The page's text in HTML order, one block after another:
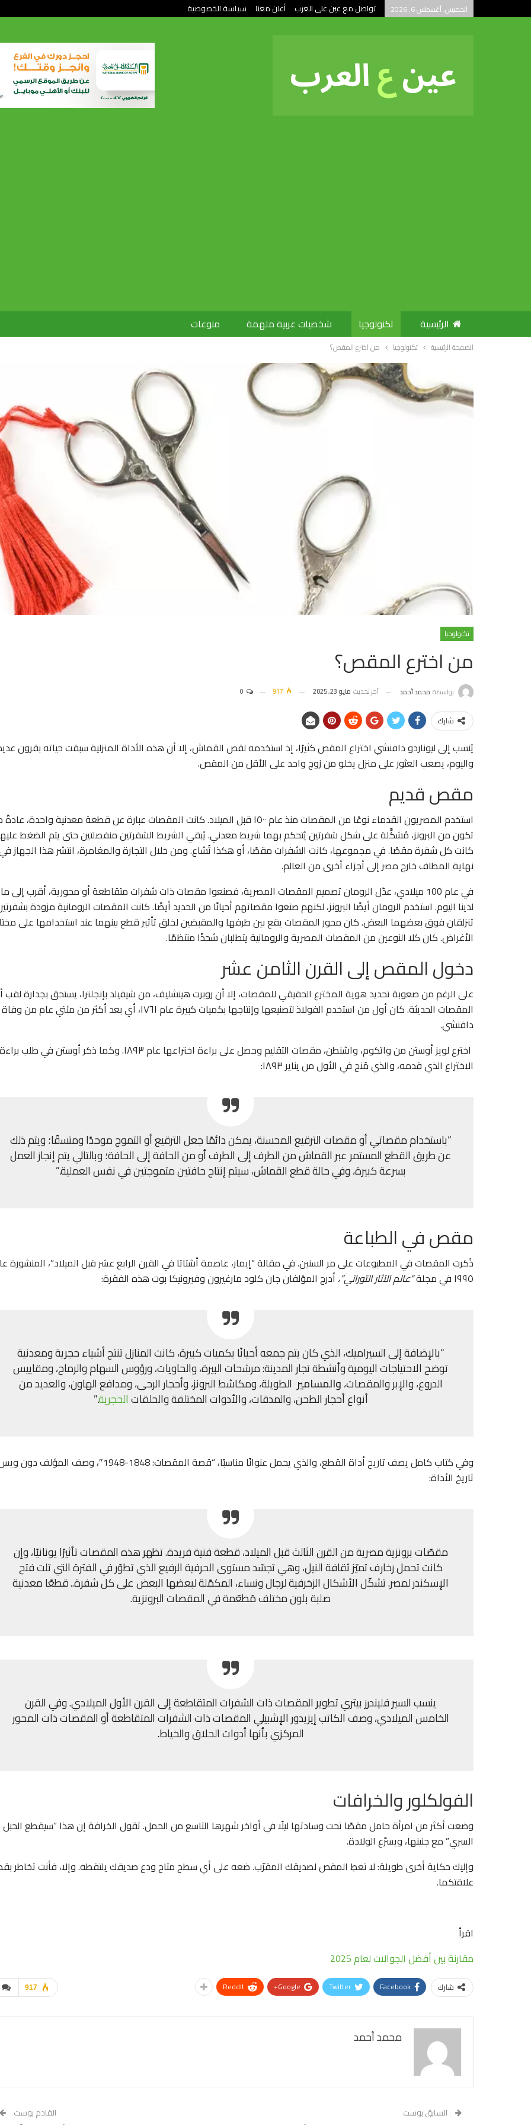
الخميس, أغسطس 6, 2026 تواصل مع عين على العرب أعلن معنا سياسة الخصوصية
الرئيسية تكنولوجيا شخصيات عربية ملهمة منوعات
الصفحة الرئيسية تكنولوجيا من اخترع المقص؟
تكنولوجيا
من اخترع المقص؟
بواسطة محمد أحمد آخر تحديث مايو 23, 2025
شارك
يُنسب إلى ليوناردو دافنشي اختراع المقص كثيرًا، إذ استخدمه لقص القماش، إلا أن هذه الأداة المنزلية سبقت حياته بقرون
واليوم، يصعب العثور على منزل يخلو من زوج واحد على الأقل من المقص.
مقص قديم
استخدم المصريون القدماء نوعًا من المقصات منذ عام ١٥٠٠ قبل الميلاد. كانت المقصات عبارة عن قطعة معدنية واحدة،
تكون من البرونز، مُشكَّلة على شكل شفرتين يُتحكم بهما شريط معدني. يُبقي الشريط الشفرتين منفصلتين حتى يتم الضغط
كانت كل شفرة مقصًا. في مجموعها، كانت الشفرات مقصًا، أو هكذا تُشاع. ومن خلال التجارة والمغامرة، انتشر هذا الجهاز
نهاية المطاف خارج مصر إلى أجزاء أخرى من العالم.
في عام 100 ميلادي، عدّل الرومان تصميم المقصات المصرية، فصنعوا مقصات ذات شفرات متقاطعة أو محورية، أقرب إلى ما
لدينا اليوم. استخدم الرومان أيضًا البرونز، لكنهم صنعوا مقصاتهم أحيانًا من الحديد أيضًا. كانت المقصات الرومانية مزودة
تنزلقان فوق بعضهما البعض. كان محور المقصات يقع بين طرفها والمقبضين لخلق تأثير قطع بينهما عند استخدامها على
الأغراض. كان كلا النوعين من المقصات المصرية والرومانية يتطلبان شحذًا منتظمًا.
دخول المقص إلى القرن الثامن عشر
على الرغم من صعوبة تحديد هوية المخترع الحقيقي للمقصات، إلا أن روبرت هينشليف، من شيفيلد بإنجلترا، يستحق بجدارة لقب
المقصات الحديثة. كان أول من استخدم الفولاذ لتصنيعها وإنتاجها بكميات كبيرة عام ١٧٦١، أي بعد أكثر من مئتي عام من وفاة
دافنشي.
اخترع لويز أوستن من واتكوم، واشنطن، مقصات التقليم وحصل على براءة اختراعها عام ١٨٩٣. وكما ذكر أوستن في طلب براءة
الاختراع الذي قدمه، والذي مُنح في الأول من يناير ١٨٩٣:
“باستخدام مقصاتي أو مقصات الترقيع المحسنة، يمكن دائمًا جعل الترقيع أو التموج موحدًا ومتسقًا؛ ويتم ذلك
عن طريق القطع المستمر عبر القماش من الطرف إلى الطرف أو من الحافة إلى الحافة؛ وبالتالي يتم إنجاز العمل
بسرعة كبيرة، وفي حالة قطع القماش، سيتم إنتاج حافتين متموجتين في نفس العملية.”
مقص في الطباعة
ذُكرت المقصات في المطبوعات على مر السنين. في مقالة “إيمار، عاصمة أشتاتا في القرن الرابع عشر قبل الميلاد”، المنشورة
١٩٩٥ في مجلة
“عالم الآثار التوراتي”، أدرج المؤلفان جان كلود مارغيرون وفيرونيكا بوت هذه الفقرة:
“بالإضافة إلى السيراميك، الذي كان يتم جمعه أحيانًا بكميات كبيرة، كانت المنازل تنتج أشياء حجرية ومعدنية
توضح الاحتياجات اليومية وأنشطة تجار المدينة: مرشحات البيرة، والحاويات، ورؤوس السهام والرماح، ومقاييس
الدروع، والإبر والمقصات،والمسامير الطويلة، ومكاشط البرونز، وأحجار الرحى، ومدافع الهاون، والعديد من
أنواع أحجار الطحن، والمدقات، والأدوات المختلفة والحلقاتالحجرية.”
وفي كتاب كامل يصف تاريخ أداة القطع، والذي يحمل عنوانًا مناسبًا، “قصة المقصات: 1848-1948″، وصف المؤلف
تاريخ الأداة:
مقصّات برونزية مصرية من القرن الثالث قبل الميلاد، قطعة فنية فريدة. تظهر هذه المقصات تأثيرًا يونانيًا، وإن
كانت تحمل زخارف تميّز ثقافة النيل، وهي تجسّد مستوى الحرفية الرفيع الذي تطوّر في الفترة التي تلت فتح
الإسكندر لمصر. تشكّل الأشكال الزخرفية لرجال ونساء، المكمّلة لبعضها البعض على كل شفرة.. قطعًا معدنية
صلبة بلون مختلف مُطعّمة في المقصات البرونزية.
ينسب السير فليندرز بيتري تطوير المقصات ذات الشفرات المتقاطعة إلى القرن الأول الميلادي. وفي القرن
الخامس الميلادي، وصف الكاتب إيزيدور الإشبيلي المقصات ذات الشفرات المتقاطعة أو المقصات ذات المحور
المركزي بأنها أدوات الحلاق والخياط.
الفولكلور والخرافات
وضعت أكثر من امرأة حامل مقصًا تحت وسادتها ليلًا في أواخر شهرها التاسع من الحمل. تقول الخرافة إن هذا “سيقطع الحبل
السري” مع جنينها، ويسرّع الولادة.
وإليك حكاية أخرى طويلة: لا تعطِ المقص لصديقك المقرّب. ضعه على أي سطح متاح ودع صديقك يلتقطه. وإلا، فأنت تخاطر
علاقتكما.
اقرأ
مقارنة بين أفضل الجوالات لعام 2025
917 شارك Facebook
Twitter
Google+
ReddIt
محمد أحمد
السابق بوست القادم بوست